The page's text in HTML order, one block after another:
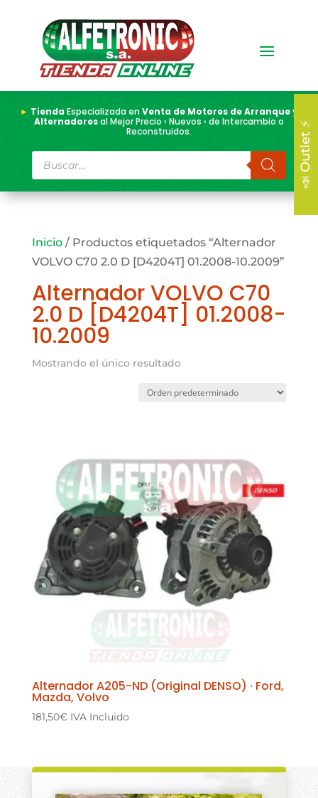
► TiendaEspecializada enVenta de Motores de Arranque y
Alternadoresal Mejor Precio › Nuevos › de Intercambio o
Reconstruidos.
Búsqueda
de
productos
Inicio/ Productos etiquetados “Alternador
VOLVO C70 2.0 D [D4204T] 01.2008-10.2009”
Alternador VOLVO C70
2.0 D [D4204T] 01.2008-
10.2009
Mostrando el único resultado
Alternador A205-ND (Original DENSO) · Ford,
Mazda, Volvo
181,50€ IVA Incluido
📣 Outlet ⚡